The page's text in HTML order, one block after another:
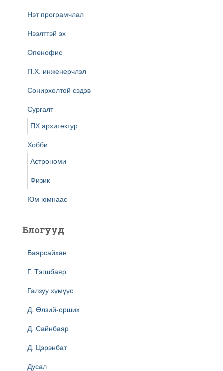
Нэт програмчлал
Нээлттэй эх
Опенофис
П.Х. инженерчлэл
Сонирхолтой сэдэв
Сургалт
ПХ архитектур
Хобби
Астрономи
Физик
Юм юмнаас
Блогууд
Баярсайхан
Г. Тэгшбаяр
Галзуу хүмүүс
Д. Өлзий-орших
Д. Сайнбаяр
Д. Цэрэнбат
Дусал